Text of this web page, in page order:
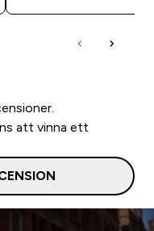
att vinna ett